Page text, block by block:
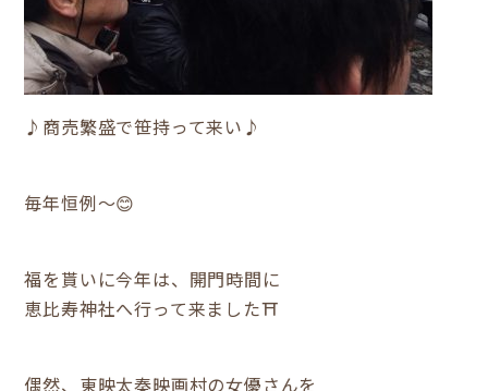
♪商売繁盛で笹持って来い♪
毎年恒例～😊
福を貰いに今年は、開門時間に
恵比寿神社へ行って来ました⛩
偶然、東映太秦映画村の女優さんを